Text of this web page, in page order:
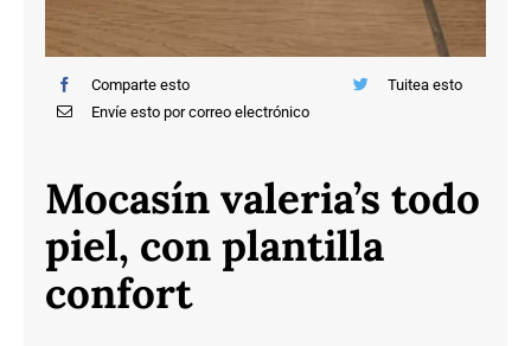
Comparte esto
Tuitea esto
Envíe esto por correo electrónico
Mocasín valeria’s todo
piel, con plantilla
confort